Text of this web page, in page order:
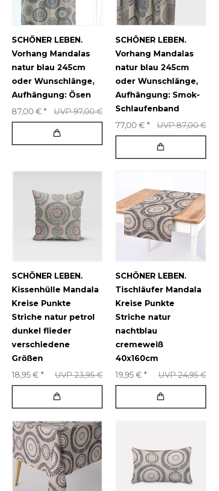
SCHÖNER LEBEN.
Vorhang Mandalas
natur blau 245cm
oder Wunschlänge,
Aufhängung: Ösen
UVP 97,00 €
87,00 € *
SCHÖNER LEBEN.
Vorhang Mandalas
natur blau 245cm
oder Wunschlänge,
Aufhängung: Smok-
Schlaufenband
UVP 87,00 €
77,00 € *
SCHÖNER LEBEN.
Kissenhülle Mandala
Kreise Punkte
Striche natur petrol
dunkel flieder
verschiedene
Größen
UVP 23,95 €
18,95 € *
SCHÖNER LEBEN.
Tischläufer Mandala
Kreise Punkte
Striche natur
nachtblau
cremeweiß
40x160cm
UVP 24,95 €
19,95 € *